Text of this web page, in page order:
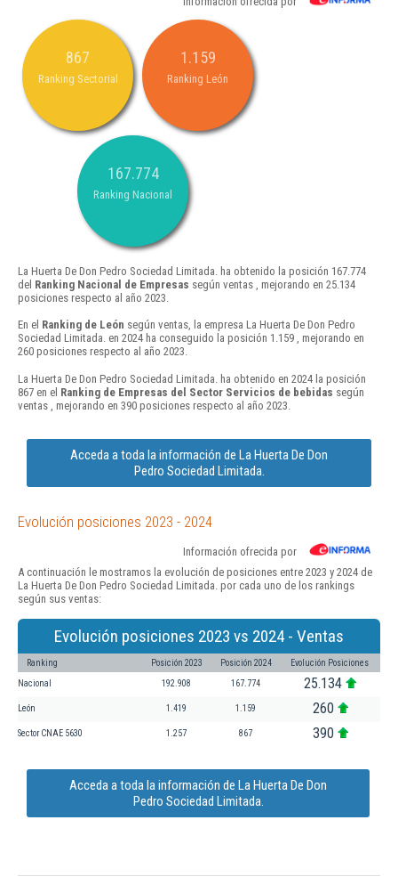
867
Ranking Sectorial
1.159
Ranking León
167.774
Ranking Nacional
La Huerta De Don Pedro Sociedad Limitada. ha obtenido la posición 167.774
del Ranking Nacional de Empresas según ventas , mejorando en 25.134
posiciones respecto al año 2023.
En el Ranking de León según ventas, la empresa La Huerta De Don Pedro
Sociedad Limitada. en 2024 ha conseguido la posición 1.159 , mejorando en
260 posiciones respecto al año 2023.
La Huerta De Don Pedro Sociedad Limitada. ha obtenido en 2024 la posición
867 en el Ranking de Empresas del Sector Servicios de bebidas según
ventas , mejorando en 390 posiciones respecto al año 2023.
Acceda a toda la información de La Huerta De Don
Pedro Sociedad Limitada.
Evolución posiciones 2023 - 2024
Información ofrecida por
A continuación le mostramos la evolución de posiciones entre 2023 y 2024 de
La Huerta De Don Pedro Sociedad Limitada. por cada uno de los rankings
según sus ventas:
Evolución posiciones 2023 vs 2024 - Ventas
Ranking Posición 2023 Posición 2024 Evolución Posiciones
Nacional 192.908 167.774 25.134
León 1.419 1.159 260
Sector CNAE 5630 1.257 867 390
Acceda a toda la información de La Huerta De Don
Pedro Sociedad Limitada.